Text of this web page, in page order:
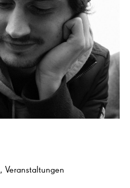
, Veranstaltungen